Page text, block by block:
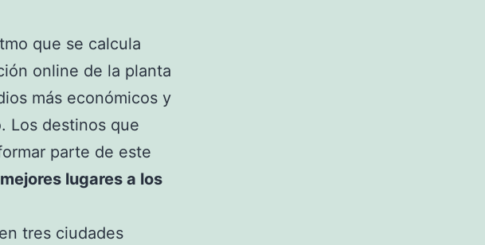
que se calcula
online de la planta
más económicos y
Los destinos que
parte de este
lugares a los
tres ciudades